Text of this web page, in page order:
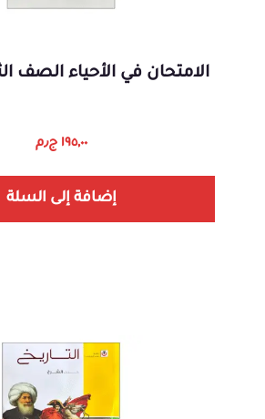
الامتحان في الأحياء الصف
١٩٥,٠٠ ج٫م
إضافة إلى السلة